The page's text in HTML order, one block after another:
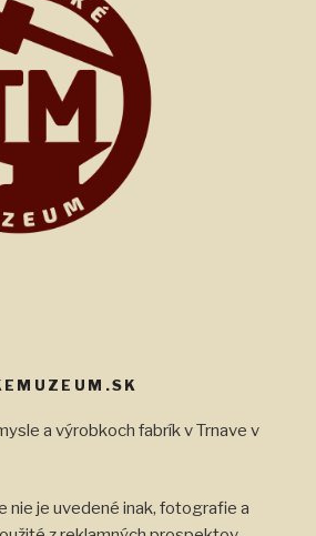
a výrobkoch fabrík v Trnave v
nie je uvedené inak, fotografie a